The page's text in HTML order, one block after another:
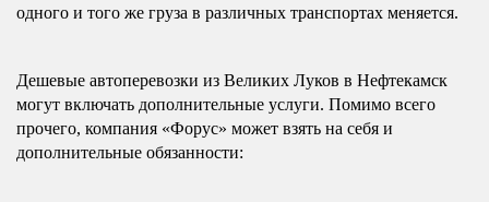
одного и того же груза в различных транспортах меняется.
Дешевые автоперевозки из Великих Луков в Нефтекамск
могут включать дополнительные услуги. Помимо всего
прочего, компания «Форус» может взять на себя и
дополнительные обязанности: